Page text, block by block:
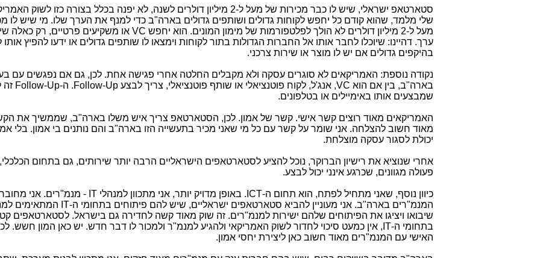
סטארטאפ ישראלי, שיש לו כבר מכירות של מעל ל-2 מיליון דולרים לשנה, לא יפנה בכלל בצורה כזו לשוק
שלי מלמד, שהוא קודם כל יחפש לקוחות גדולים ושותפים גדולים בארה"ב כדי למנף את הערך שלו. מי שיש לו
מעל ל-2 מיליון דולרים לא הולך לפלטפורמות של מימון המונים. הוא יחפש
VC או משקיעים פרטיים, רק כאלה
ערך. דהיינו: שיוכלו לחבר אותו אל החברות הגדולות בתור לקוחות וימצאו לו שותפים גדולים או ידעו להפיץ אותו
בהיקפים גדולים אם יש לו מוצר או שירות צרכני.
נקודה נוספת: האמריקאים לא סוגרים עסקה ולא מקבלים החלטה אחרי פגישה אחת. לכן, גם אם נפגשים עם
בארה"ב, בין אם הוא VC, אנג'ל, לקוח פוטנציאלי או שותף פוטנציאלי, צריך לבצעFollow-Up. ה-Follow-Up זה
שמבצעים אותו באימיילים או בטלפונים.
האמריקאים מאוד רוצים קשר אישי. קשר של אמון. לכן, הסטארטאפ צריך איש משלו בארה"ב, שממשיך את
מאוד חשוב להצלחה. אני שומר על קשר עם כל מי שאני מכיר בתעשייה הזו בארה"ב והם נותנים בי אמון. בלי
יכולת לסגור עסקה מוצלחת.
אחרי שנוציא את רישיון הברוקר, נוכל להציע לסטארטאפים הישראליים הרבה יותר שירותים, גם בתחום
פעולה מגוונים, שכרגע אינני יכול לבצע.
כיוון נוסף, שאני מתחיל לפתח, הוא תחום ה-ICT . באופן מדויק יותר, אני מתכוון למנהליIT - מנמ"רים. אני מחובר
המנמ"רים בארה"ב. אני מעוניין להביא סטארטאפים ישראליים, שיש להם פיתוחים בתחומי ה-IT המתאימים
שיבואו ויציגו את הפיתוחים שלהם ישירות למנמ"רים. זה שוק מאוד קשה לחדירה גם בישראל. לסטארטאפים
בתחומי ה-IT , אין כמעט סיכוי לחדור לשוק האמריקאי ולהגיע למנמ"ר ולמכור לו דבר חדש. יש כאן המון חשש.
האישי עם המנמ"רים מאוד חשוב כאן ליצירת יחסי אמון.